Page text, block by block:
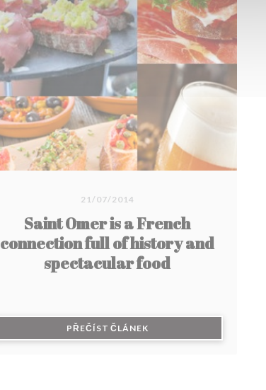
21/07/2014
Saint Omer is a French
connection full of history and
spectacular food
PŘEČÍST ČLÁNEK((OTEVŘE SE V NOVÉM